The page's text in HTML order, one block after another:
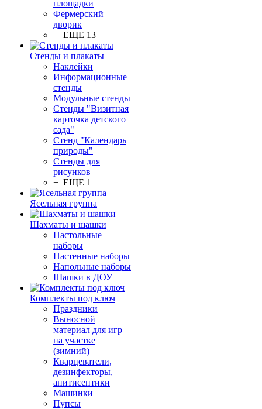
площадки
Фермерский
дворик
+ ЕЩЕ 13
Стенды и плакаты
Наклейки
Информационные
стенды
Модульные стенды
Стенды "Визитная
карточка детского
сада"
Стенд "Календарь
природы"
Стенды для
рисунков
+ ЕЩЕ 1
Ясельная группа
Шахматы и шашки
Настольные
наборы
Настенные наборы
Напольные наборы
Шашки в ДОУ
Комплекты под ключ
Праздники
Выносной
материал для игр
на участке
(зимний)
Кварцеватели,
дезинфекторы,
анитисептики
Машинки
Пупсы